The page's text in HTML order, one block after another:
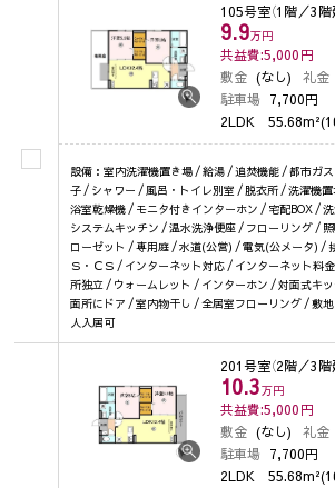
105号室（1階／3階
9.9万円
共益費:5,000円
敷金 (なし) 礼金
駐車場 7,700円
2LDK
設備：室内洗濯機置き場 / 給湯 / 追焚機能 / 都市ガ
子 / シャワー / 風呂・トイレ別室 / 脱衣所 / 洗濯機
浴室乾燥機 / モニタ付きインターホン / 宅配BOX /
システムキッチン / 温水洗浄便座 / フローリング /
ローゼット / 専用庭 / 水道(公営) / 電気(公メータ) /
Ｓ・ＣＳ / インターネット対応 / インターネット料
所独立 / ウォームレット / インターホン / 対面式キ
面所にドア / 室内物干し / 全居室フローリング / 敷
人入居可
201号室（2階／3階
10.3万円
共益費:5,000円
敷金 (なし) 礼金
駐車場 7,700円
2LDK